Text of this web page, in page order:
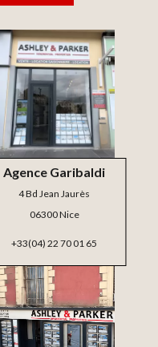
Agence Garibaldi
4 Bd Jean Jaurès
06300 Nice
+33(04) 22 70 01 65